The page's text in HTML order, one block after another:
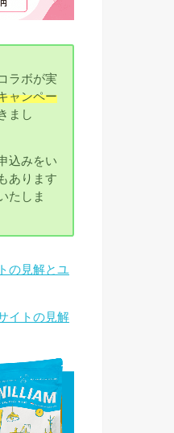
ラボが実
ャンペー
まし
込みをい
あります
たしま
の見解とユ
イトの見解